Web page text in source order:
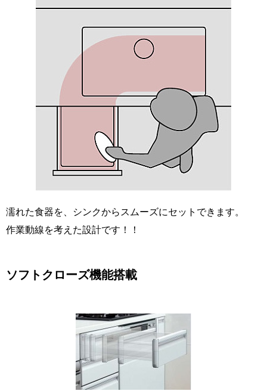
濡れた食器を、シンクからスムーズにセットできます。
作業動線を考えた設計です！！
ソフトクローズ機能搭載